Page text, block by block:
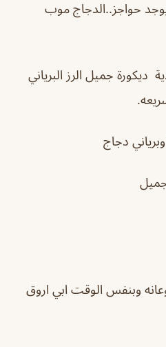
يوجد حواجز..الدجاج موب
ديكورة جميل الرز البرياني
وبنفس الوقت ابي اروق